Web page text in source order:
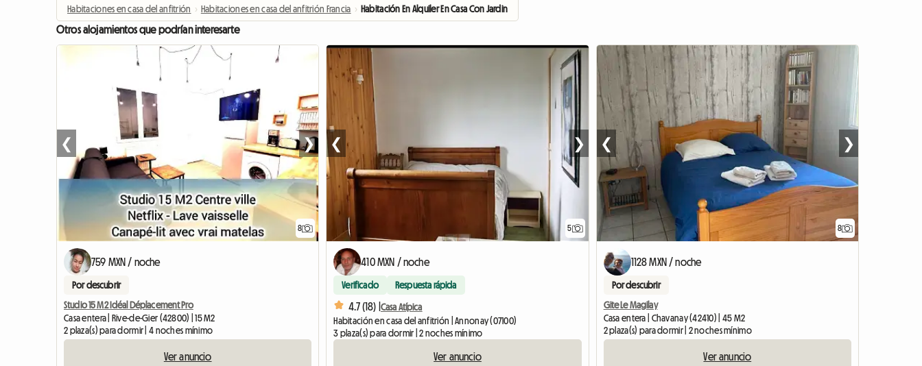
Habitaciones en casa del anfitrión › Habitaciones en casa del anfitrión Francia › Habitación En Alquiler En Casa Con Jardin
Otros alojamientos que podrían interesarte
8
❮ ❯
759 MXN / noche
Por descubrir
Studio 15 M2 Idéal Déplacement Pro
Casa entera | Rive-de-Gier (42800) | 15 M2
2 plaza(s) para dormir | 4 noches mínimo
Ver anuncio
5
❮ ❯
410 MXN / noche
Verificado Respuesta rápida
4.7 (18) | Casa Atípica
Habitación en casa del anfitrión | Annonay (07100)
3 plaza(s) para dormir | 2 noches mínimo
Ver anuncio
8
❮ ❯
1128 MXN / noche
Por descubrir
Gite Le Magilay
Casa entera | Chavanay (42410) | 45 M2
2 plaza(s) para dormir | 2 noches mínimo
Ver anuncio